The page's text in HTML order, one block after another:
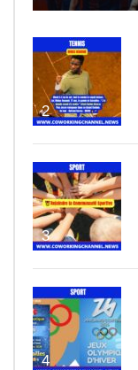
2
3
4